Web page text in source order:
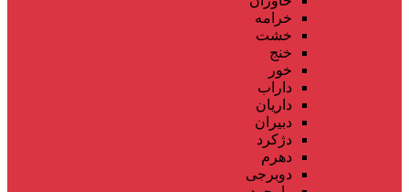
خرامه
خشت
خنج
خور
داراب
داریان
دبیران
دژکرد
دهرم
دوبرجی